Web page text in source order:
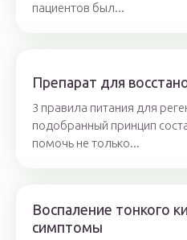
пациентов был...
Препарат для
3 правила питания для
подобранный принцип
помочь не только...
Воспаление тонкого
симптомы